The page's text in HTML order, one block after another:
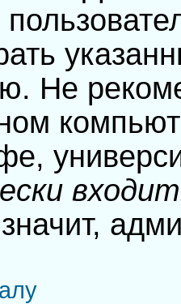
Не
значит,